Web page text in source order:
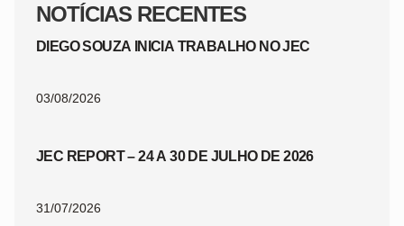
NOTÍCIAS RECENTES
DIEGO SOUZA INICIA TRABALHO NO JEC
03/08/2026
JEC REPORT – 24 A 30 DE JULHO DE 2026
31/07/2026